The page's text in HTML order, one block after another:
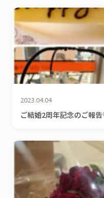
2023.04.04
ご結婚2周年記念のご報